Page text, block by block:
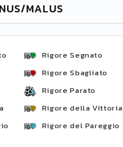
MALUS
Rigore Segnato
Rigore Sbagliato
Rigore Parato
Rigore della Vittoria
Rigore del Pareggio